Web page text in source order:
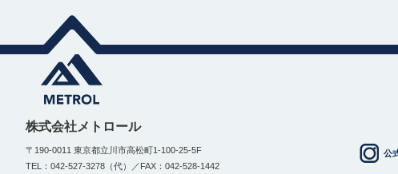
株式会社メトロール
〒190-0011 東京都立川市高松町1-100-25-5F
TEL：042-527-3278（代）／FAX：042-528-1442
公